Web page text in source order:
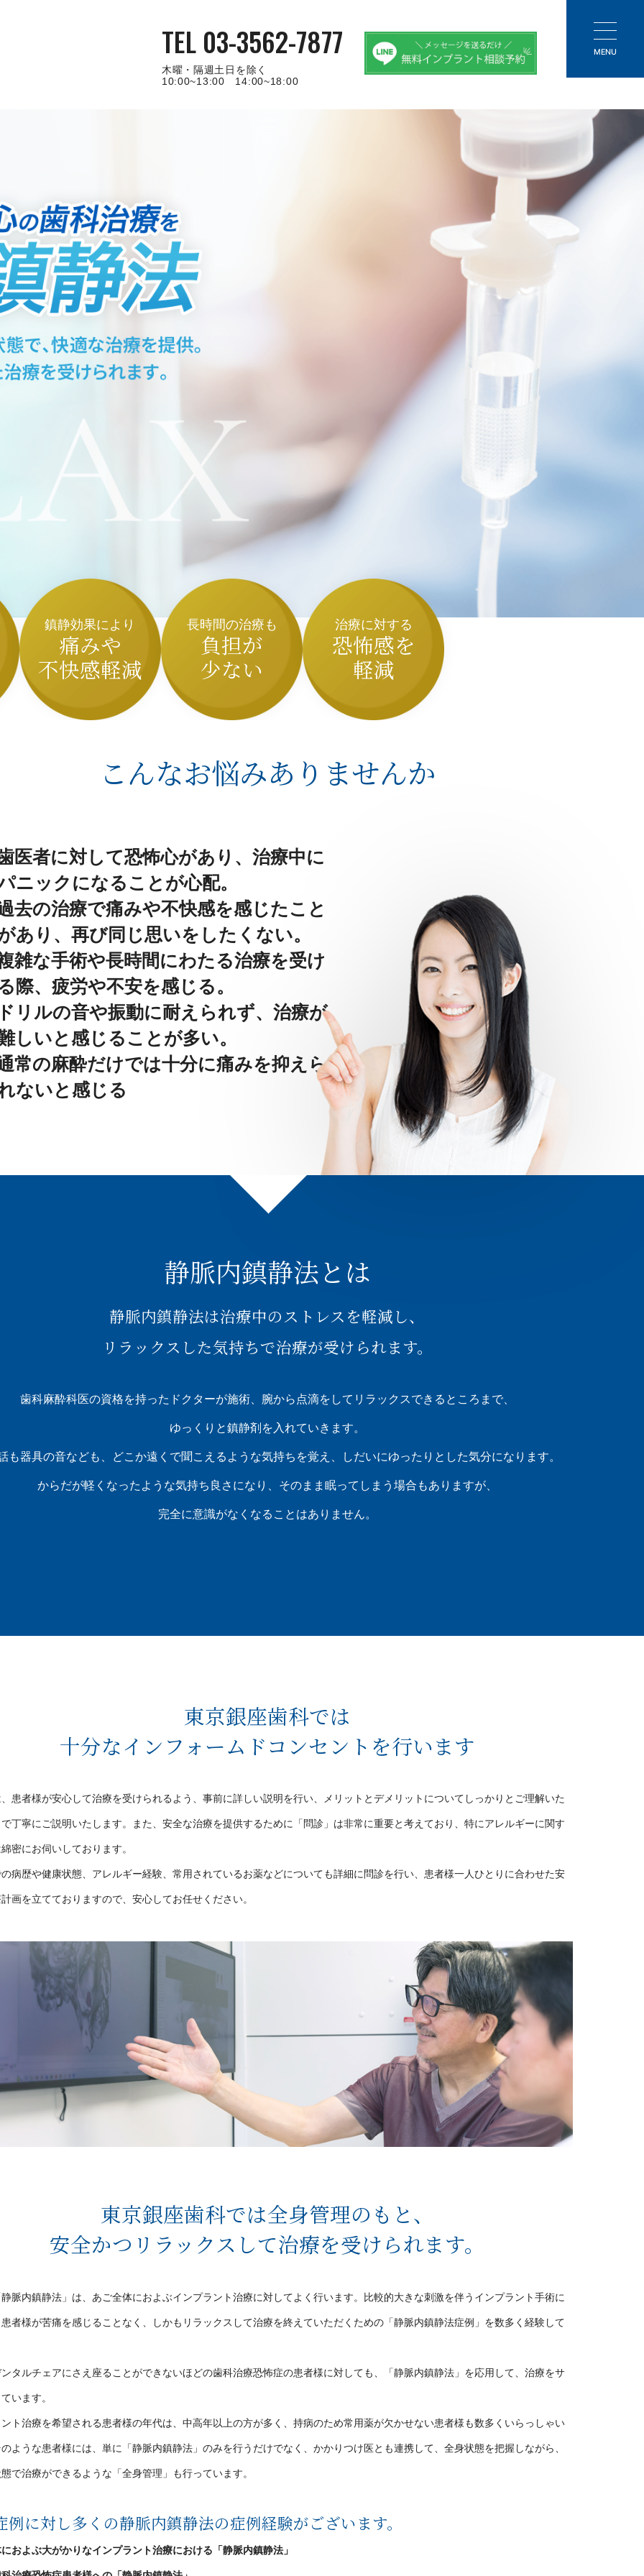
TEL 03-3562-7877
木曜・隔週土日を除く
10:00~13:00 14:00~18:00
MENU
鎮静効果により
痛みや
不快感軽減
長時間の治療も
負担が
少ない
治療に対する
恐怖感を
軽減
こんなお悩みありませんか
医者に対して恐怖心があり、治療中に
ニックになることが心配。
去の治療で痛みや不快感を感じたこと
あり、再び同じ思いをしたくない。
雑な手術や長時間にわたる治療を受け
際、疲労や不安を感じる。
リルの音や振動に耐えられず、治療が
しいと感じることが多い。
常の麻酔だけでは十分に痛みを抑えら
ないと感じる
静脈内鎮静法とは
静脈内鎮静法は治療中のストレスを軽減し、
リラックスした気持ちで治療が受けられます。
歯科麻酔科医の資格を持ったドクターが施術、腕から点滴をしてリラックスできるところまで、
ゆっくりと鎮静剤を入れていきます。
も器具の音なども、どこか遠くで聞こえるような気持ちを覚え、しだいにゆったりとした気分になります。
からだが軽くなったような気持ち良さになり、そのまま眠ってしまう場合もありますが、
完全に意識がなくなることはありません。
東京銀座歯科では
十分なインフォームドコンセントを行います
患者様が安心して治療を受けられるよう、事前に詳しい説明を行い、メリットとデメリットについてしっかりとご理解いた
丁寧にご説明いたします。また、安全な治療を提供するために「問診」は非常に重要と考えており、特にアレルギーに関す
密にお伺いしております。
病歴や健康状態、アレルギー経験、常用されているお薬などについても詳細に問診を行い、患者様一人ひとりに合わせた安
画を立てておりますので、安心してお任せください。
東京銀座歯科では全身管理のもと、
安全かつリラックスして治療を受けられます。
脈内鎮静法」は、あご全体におよぶインプラント治療に対してよく行います。比較的大きな刺激を伴うインプラント手術に
者様が苦痛を感じることなく、しかもリラックスして治療を終えていただくための「静脈内鎮静法症例」を数多く経験して
タルチェアにさえ座ることができないほどの歯科治療恐怖症の患者様に対しても、「静脈内鎮静法」を応用して、治療をサ
います。
ト治療を希望される患者様の年代は、中高年以上の方が多く、持病のため常用薬が欠かせない患者様も数多くいらっしゃい
ような患者様には、単に「静脈内鎮静法」のみを行うだけでなく、かかりつけ医とも連携して、全身状態を把握しながら、
で治療ができるような「全身管理」も行っています。
例に対し多くの静脈内鎮静法の症例経験がございます。
およぶ大がかりなインプラント治療における「静脈内鎮静法」